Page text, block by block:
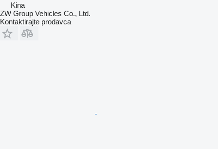
Kina
ZW Group Vehicles Co., Ltd.
Kontaktirajte prodavca